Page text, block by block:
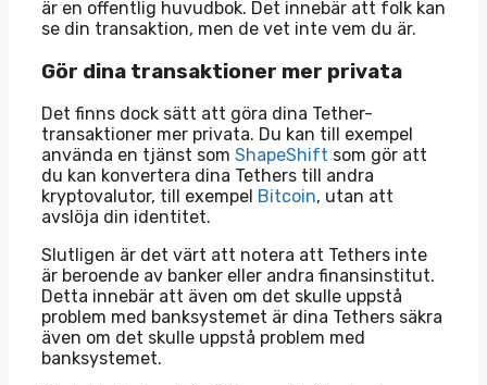
är en offentlig huvudbok. Det innebär att folk kan
se din transaktion, men de vet inte vem du är.
Gör dina transaktioner mer privata
Det finns dock sätt att göra dina Tether-
transaktioner mer privata. Du kan till exempel
använda en tjänst som ShapeShift som gör att
du kan konvertera dina Tethers till andra
kryptovalutor, till exempel Bitcoin, utan att
avslöja din identitet.
Slutligen är det värt att notera att Tethers inte
är beroende av banker eller andra finansinstitut.
Detta innebär att även om det skulle uppstå
problem med banksystemet är dina Tethers säkra
även om det skulle uppstå problem med
banksystemet.